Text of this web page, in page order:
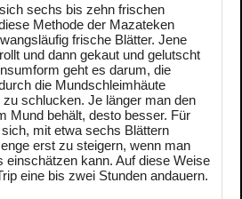
sechs bis zehn frischen
Methode der Mazateken
frische Blätter. Jene
und dann gekaut und gelutscht
geht es darum, die
die Mundschleimhäute
schlucken. Je länger man den
Mund behält, desto besser. Für
mit etwa sechs Blättern
erst zu steigern, wenn man
einschätzen kann. Auf diese Weise
eine bis zwei Stunden andauern.